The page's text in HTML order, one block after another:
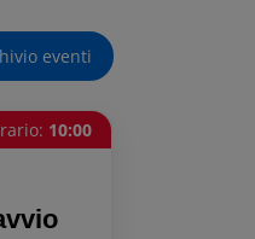
eventi
10:00